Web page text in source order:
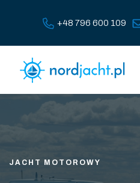
+48 796 600 109
JACHT MOTOROWY